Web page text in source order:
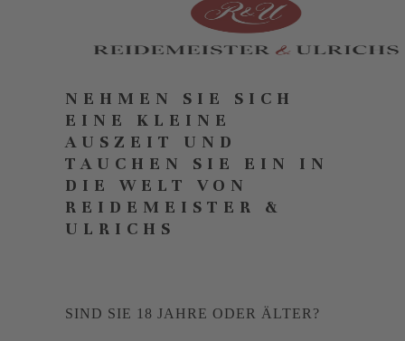
NEHMEN SIE SICH
EINE KLEINE
AUSZEIT UND
TAUCHEN SIE EIN IN
DIE WELT VON
REIDEMEISTER &
ULRICHS
SIND SIE 18 JAHRE ODER ÄLTER?